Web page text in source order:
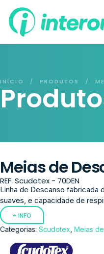
INÍCIO / PRODUTOS /
Meias de
REF: Scudotex - 70DEN
Linha de Descanso fabricada
suaves, e capacidade de
+ INFO
Categorias: Scudotex, Meias